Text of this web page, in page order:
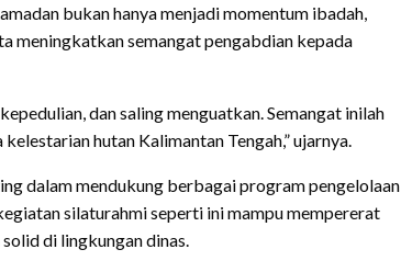
bukan hanya menjadi momentum ibadah,
meningkatkan semangat pengabdian kepada
dan saling menguatkan. Semangat inilah
hutan Kalimantan Tengah,” ujarnya.
dalam mendukung berbagai program pengelolaan
silaturahmi seperti ini mampu mempererat
di lingkungan dinas.